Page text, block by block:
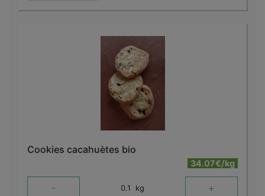
Cookies cacahuètes bio
34.07€/kg
- 0.1 kg +